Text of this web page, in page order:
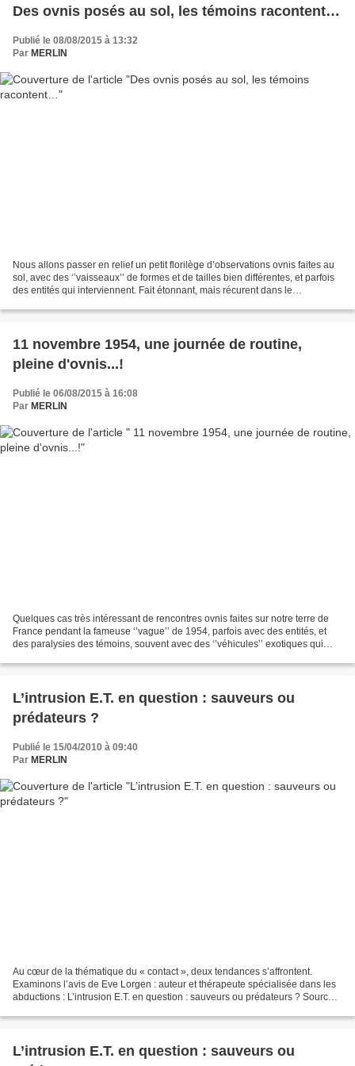
Des ovnis posés au sol, les témoins racontent…
Publié le 08/08/2015 à 13:32
Par MERLIN
Nous allons passer en relief un petit florilège d’observations ovnis faites au
sol, avec des ‘’vaisseaux’’ de formes et de tailles bien différentes, et parfois
des entités qui interviennent. Fait étonnant, mais récurent dans le
11 novembre 1954, une journée de routine,
pleine d'ovnis...!
Publié le 06/08/2015 à 16:08
Par MERLIN
Quelques cas très intéressant de rencontres ovnis faites sur notre terre de
France pendant la fameuse ‘’vague’’ de 1954, parfois avec des entités, et
des paralysies des témoins, souvent avec des ‘’véhicules’’ exotiques qui
L’intrusion E.T. en question : sauveurs ou
prédateurs ?
Publié le 15/04/2010 à 09:40
Par MERLIN
Au cœur de la thématique du « contact », deux tendances s’affrontent.
Examinons l’avis de Eve Lorgen : auteur et thérapeute spécialisée dans les
abductions : L’intrusion E.T. en question : sauveurs ou prédateurs ? Source :
L’intrusion E.T. en question : sauveurs ou